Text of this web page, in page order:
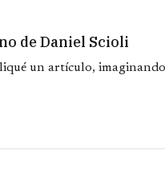
de Daniel Scioli
un artículo,